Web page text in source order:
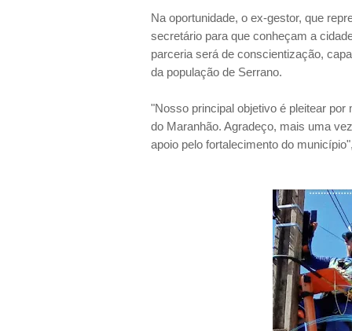
Na oportunidade, o ex-gestor, que
secretário para que conheçam a
parceria será de conscientização,
da população de Serrano.
"Nosso principal objetivo é pleitear
do Maranhão. Agradeço, mais uma
apoio pelo fortalecimento do